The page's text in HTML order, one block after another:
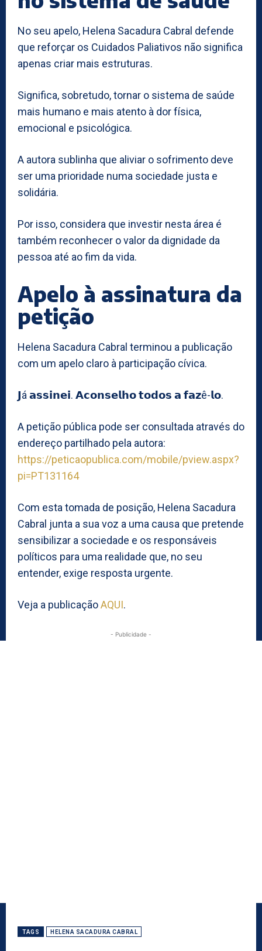
No seu apelo, Helena Sacadura Cabral defende
que reforçar os Cuidados Paliativos não significa
apenas criar mais estruturas.
Significa, sobretudo, tornar o sistema de saúde
mais humano e mais atento à dor física,
emocional e psicológica.
A autora sublinha que aliviar o sofrimento deve
ser uma prioridade numa sociedade justa e
solidária.
Por isso, considera que investir nesta área é
também reconhecer o valor da dignidade da
pessoa até ao fim da vida.
Apelo à assinatura da
petição
Helena Sacadura Cabral terminou a publicação
com um apelo claro à participação cívica.
𝗝á 𝗮𝘀𝘀𝗶𝗻𝗲𝗶. 𝗔𝗰𝗼𝗻𝘀𝗲𝗹𝗵𝗼 𝘁𝗼𝗱𝗼𝘀 𝗮 𝗳𝗮𝘇ê-𝗹𝗼.
A petição pública pode ser consultada através do
endereço partilhado pela autora:
https://peticaopublica.com/mobile/pview.aspx?
pi=PT131164
Com esta tomada de posição, Helena Sacadura
Cabral junta a sua voz a uma causa que pretende
sensibilizar a sociedade e os responsáveis
políticos para uma realidade que, no seu
entender, exige resposta urgente.
Veja a publicaçãoAQUI.
- Publicidade -
TAGS HELENA SACADURA CABRAL